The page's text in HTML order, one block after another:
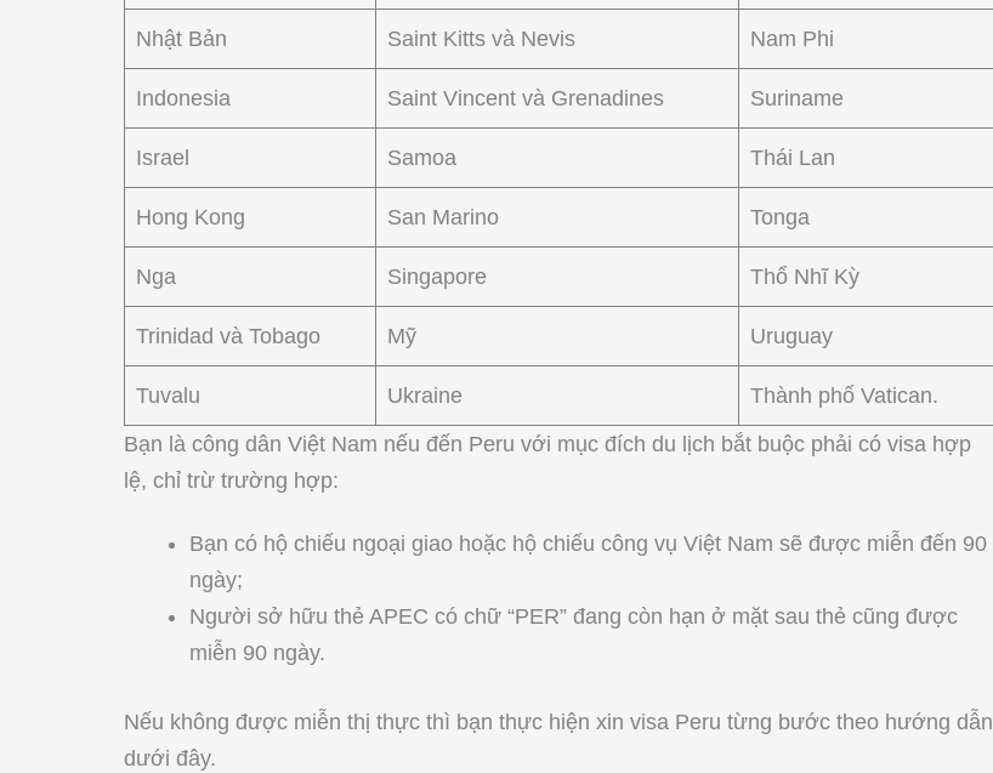
Nhật Bản Saint Kitts và Nevis Nam Phi
Indonesia Saint Vincent và Grenadines Suriname
Israel Samoa Thái Lan
Hong Kong San Marino Tonga
Nga Singapore Thổ Nhĩ Kỳ
Trinidad và Tobago Mỹ Uruguay
Tuvalu Ukraine
Thành phố Vatican.
Bạn là công dân Việt Nam nếu đến Peru với mục đích du lịch bắt buộc phải có visa hợp
lệ, chỉ trừ trường hợp:
Bạn có hộ chiếu ngoại giao hoặc hộ chiếu công vụ Việt Nam sẽ được miễn đến 90
ngày;
Người sở hữu thẻ APEC có chữ “PER” đang còn hạn ở mặt sau thẻ cũng được
miễn 90 ngày.
Nếu không được miễn thị thực thì bạn thực hiện xin visa Peru từng bước theo hướng dẫn
dưới đây.